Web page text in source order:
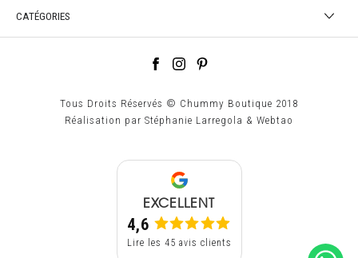
CATÉGORIES
Tous Droits Réservés © Chummy Boutique 2018
Réalisation par Stéphanie Larregola & Webtao
EXCELLENT
4,6
Lire les 45 avis clients